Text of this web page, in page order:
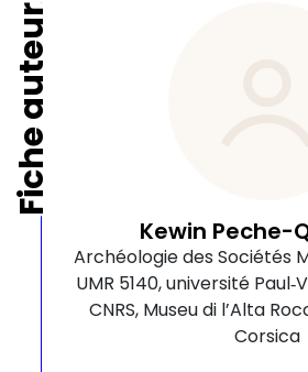
Fiche auteur
Kewin Peche-
Archéologie des Sociétés
UMR 5140, université
CNRS, Museu di l’Alta
Corsica